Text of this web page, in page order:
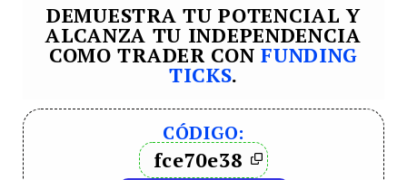
DEMUESTRA TU POTENCIAL Y
ALCANZA TU INDEPENDENCIA
COMO TRADER CONFUNDING
TICKS.
CÓDIGO:
fce70e38